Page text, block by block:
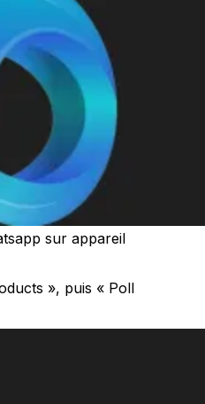
sur appareil
», puis « Poll